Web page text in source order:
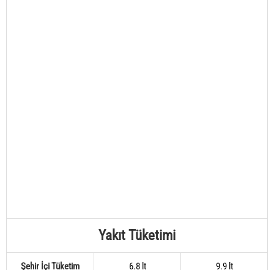
Yakıt Tüketimi
Şehir İçi Tüketim 6.8 lt 9.9 lt